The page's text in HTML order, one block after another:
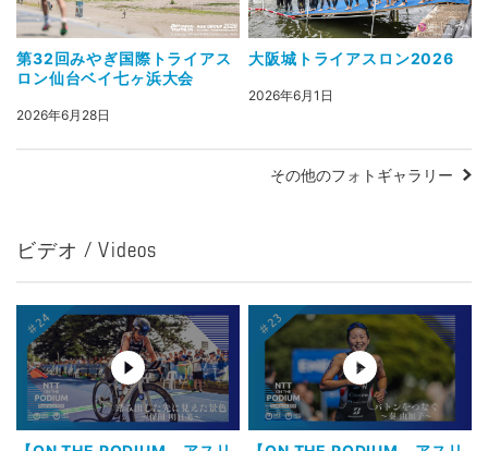
第32回みやぎ国際トライアス
ロン仙台ベイ七ヶ浜大会
2026年6月28日
大阪城トライアスロン2026
2026年6月1日
その他のフォトギャラリー
ビデオ / Videos